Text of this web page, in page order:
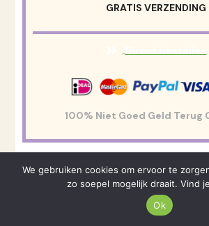
GRATIS VERZENDING
100% Niet Goed Geld Terug
Veelgestelde
We gebruiken cookies om ervoor te
zo soepel mogelijk draait. Vind
Ok